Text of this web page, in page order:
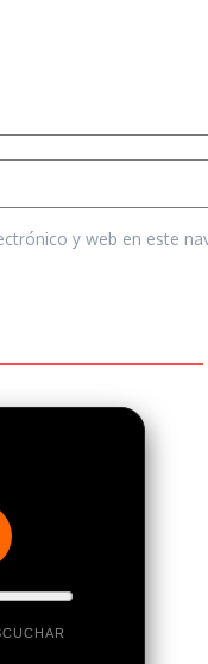
y web en este